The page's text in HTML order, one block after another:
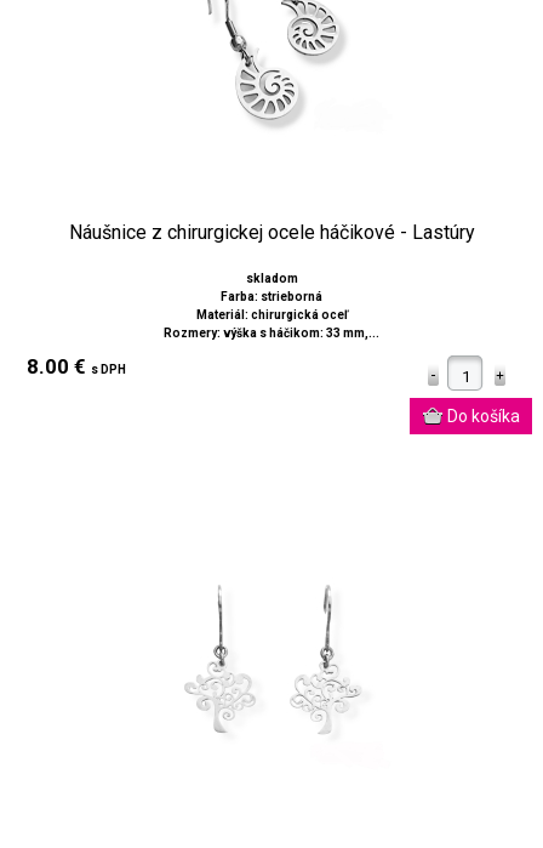
Náušnice z chirurgickej ocele háčikové - Lastúry
skladom
Farba: strieborná
Materiál: chirurgická oceľ
Rozmery: výška s háčikom: 33 mm,...
8.00 € s DPH